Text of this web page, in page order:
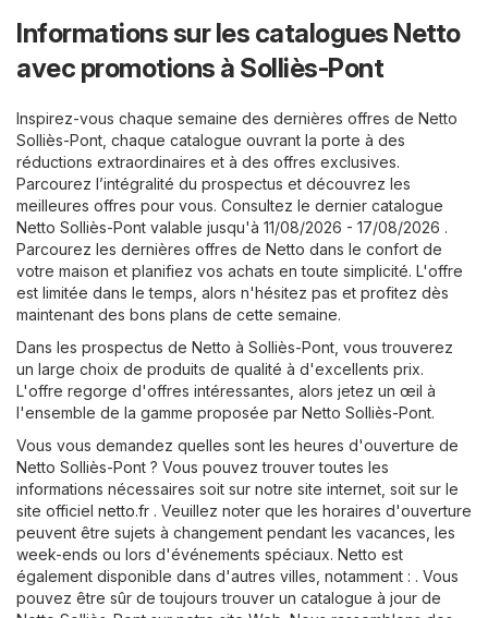
Informations sur les catalogues Netto
avec promotions à Solliès-Pont
Inspirez-vous chaque semaine des dernières offres de Netto
Solliès-Pont, chaque catalogue ouvrant la porte à des
réductions extraordinaires et à des offres exclusives.
Parcourez l’intégralité du prospectus et découvrez les
meilleures offres pour vous. Consultez le dernier catalogue
Netto Solliès-Pont valable jusqu'à 11/08/2026 - 17/08/2026 .
Parcourez les dernières offres de Netto dans le confort de
votre maison et planifiez vos achats en toute simplicité. L'offre
est limitée dans le temps, alors n'hésitez pas et profitez dès
maintenant des bons plans de cette semaine.
Dans les prospectus de Netto à Solliès-Pont, vous trouverez
un large choix de produits de qualité à d'excellents prix.
L'offre regorge d'offres intéressantes, alors jetez un œil à
l'ensemble de la gamme proposée par Netto Solliès-Pont.
Vous vous demandez quelles sont les heures d'ouverture de
Netto Solliès-Pont ? Vous pouvez trouver toutes les
informations nécessaires soit sur notre site internet, soit sur le
site officiel netto.fr . Veuillez noter que les horaires d'ouverture
peuvent être sujets à changement pendant les vacances, les
week-ends ou lors d'événements spéciaux. Netto est
également disponible dans d'autres villes, notamment : . Vous
pouvez être sûr de toujours trouver un catalogue à jour de